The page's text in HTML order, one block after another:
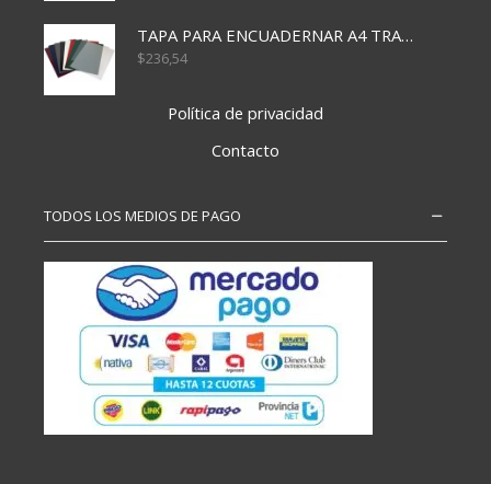
TAPA PARA ENCUADERNAR A4 TRANSP x50x500
$236,54
Política de privacidad
Contacto
TODOS LOS MEDIOS DE PAGO